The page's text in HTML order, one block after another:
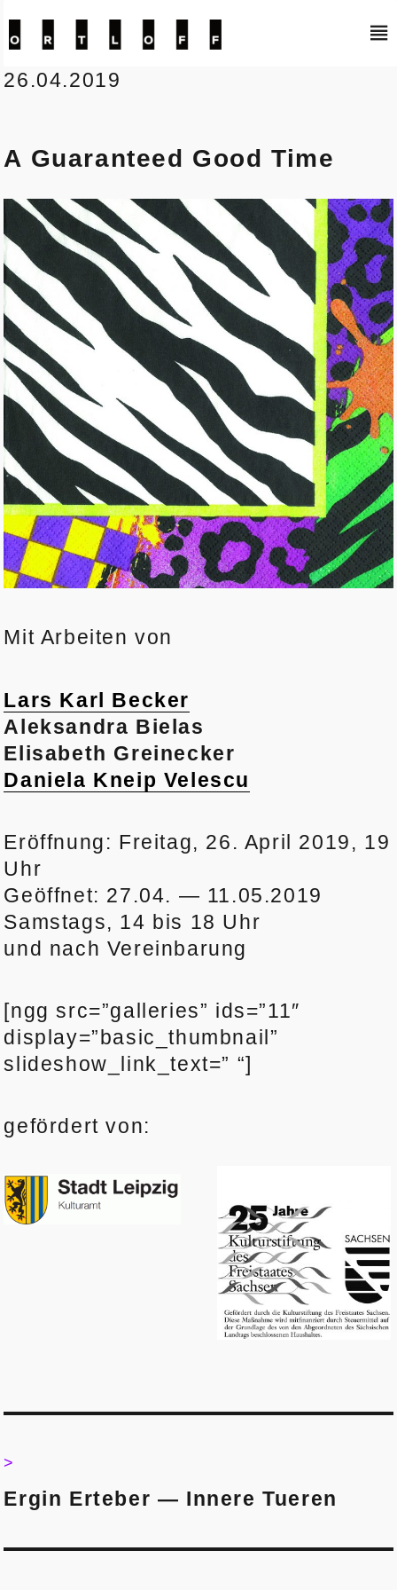
Kunstraum Ortloff
26.04.2019
A Guaranteed Good Time
Mit Arbeiten von
Lars Karl Becker
Aleksandra Bielas
Elisabeth Greinecker
Daniela Kneip Velescu
Eröffnung: Freitag, 26. April 2019, 19
Uhr
Geöffnet: 27.04. — 11.05.2019
Samstags, 14 bis 18 Uhr
und nach Vereinbarung
[ngg src=”galleries” ids=”11″
display=”basic_thumbnail”
slideshow_link_text=” “]
gefördert von:
navigation
>
>
Ergin Erteber — Innere Tueren